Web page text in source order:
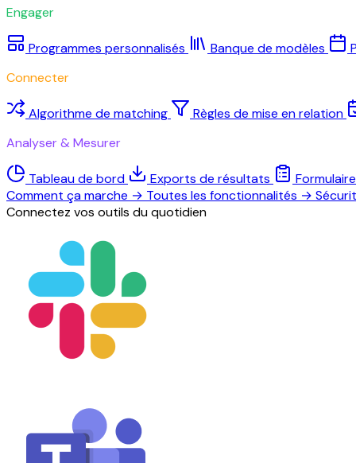
Engager
Programmes personnalisés Banque de modèles
Connecter
Algorithme de matching
Règles de mise en relation
Analyser & Mesurer
Tableau de bord Exports de résultats
Comment ça marche → Toutes les fonctionnalités →
Connectez vos outils du quotidien